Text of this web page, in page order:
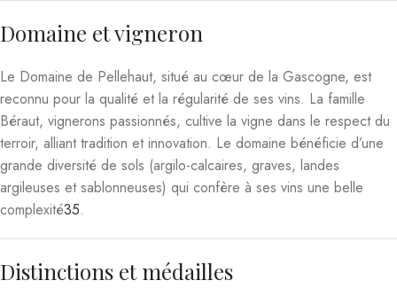
Domaine et vigneron
Le Domaine de Pellehaut, situé au cœur de la Gascogne, est
reconnu pour la qualité et la régularité de ses vins. La famille
Béraut, vignerons passionnés, cultive la vigne dans le respect du
terroir, alliant tradition et innovation. Le domaine bénéficie d’une
grande diversité de sols (argilo-calcaires, graves, landes
argileuses et sablonneuses) qui confère à ses vins une belle
complexité35.
Distinctions et médailles